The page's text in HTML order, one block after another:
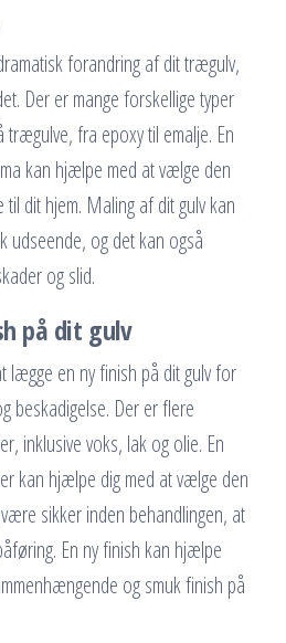
forandring af dit trægulv,
Der er mange forskellige typer
trægulve, fra epoxy til emalje. En
kan hjælpe med at vælge den
til dit hjem. Maling af dit gulv kan
udseende, og det kan også
og slid.
på dit gulv
lægge en ny finish på dit gulv for
beskadigelse. Der er flere
inklusive voks, lak og olie. En
kan hjælpe dig med at vælge den
sikker inden behandlingen, at
En ny finish kan hjælpe
og smuk finish på